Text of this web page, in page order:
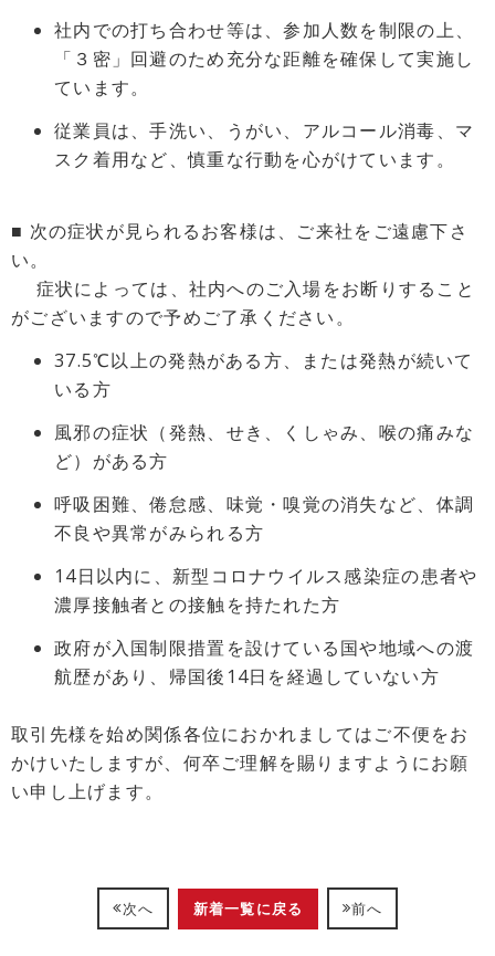
社内での打ち合わせ等は、参加人数を制限の上、
「３密」回避のため充分な距離を確保して実施し
ています。
従業員は、手洗い、うがい、アルコール消毒、マ
スク着用など、慎重な行動を心がけています。
■ 次の症状が見られるお客様は、ご来社をご遠慮下さ
い。
症状によっては、社内へのご入場をお断りすること
がございますので予めご了承ください。
37.5℃以上の発熱がある方、または発熱が続いて
いる方
風邪の症状（発熱、せき、くしゃみ、喉の痛みな
ど）がある方
呼吸困難、倦怠感、味覚・嗅覚の消失など、体調
不良や異常がみられる方
14日以内に、新型コロナウイルス感染症の患者や
濃厚接触者との接触を持たれた方
政府が入国制限措置を設けている国や地域への渡
航歴があり、帰国後14日を経過していない方
取引先様を始め関係各位におかれましてはご不便をお
かけいたしますが、何卒ご理解を賜りますようにお願
い申し上げます。
次へ 新着一覧に戻る 前へ